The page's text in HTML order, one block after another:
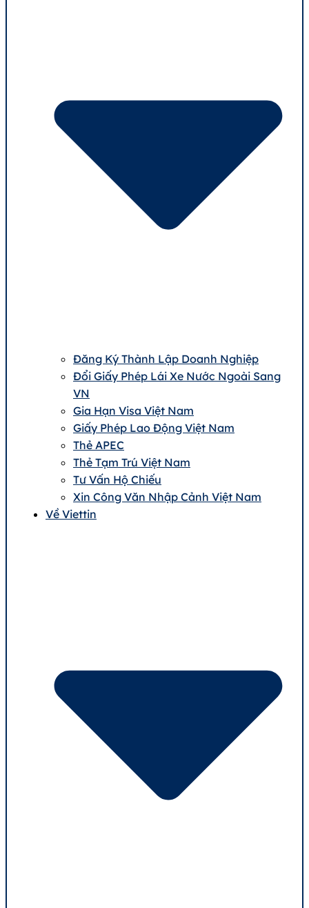
Đăng Ký Thành Lập Doanh Nghiệp
Đổi Giấy Phép Lái Xe Nước Ngoài Sang
VN
Gia Hạn Visa Việt Nam
Giấy Phép Lao Động Việt Nam
Thẻ APEC
Thẻ Tạm Trú Việt Nam
Tư Vấn Hộ Chiếu
Xin Công Văn Nhập Cảnh Việt Nam
Về Viettin